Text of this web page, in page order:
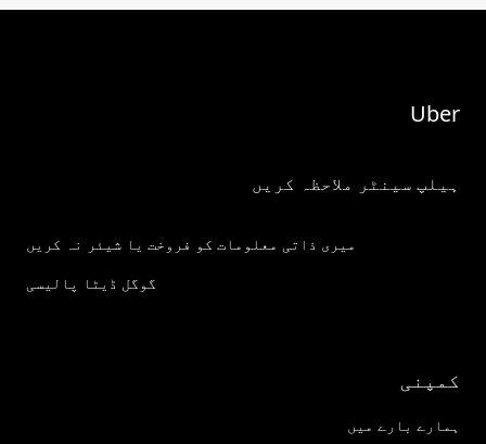
Uber
ہیلپ سینٹر ملاحظہ کریں
میری ذاتی معلومات کو فروخت یا شیئر نہ کریں
گوگل ڈیٹا پالیسی
کمپنی
ہمارے بارے میں